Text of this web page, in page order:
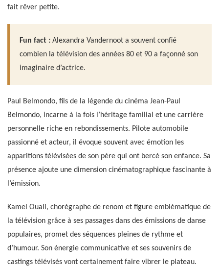
fait rêver petite.
Fun fact : Alexandra Vandernoot a souvent confié
combien la télévision des années 80 et 90 a façonné son
imaginaire d’actrice.
Paul Belmondo, fils de la légende du cinéma Jean-Paul
Belmondo, incarne à la fois l’héritage familial et une carrière
personnelle riche en rebondissements. Pilote automobile
passionné et acteur, il évoque souvent avec émotion les
apparitions télévisées de son père qui ont bercé son enfance. Sa
présence ajoute une dimension cinématographique fascinante à
l’émission.
Kamel Ouali, chorégraphe de renom et figure emblématique de
la télévision grâce à ses passages dans des émissions de danse
populaires, promet des séquences pleines de rythme et
d’humour. Son énergie communicative et ses souvenirs de
castings télévisés vont certainement faire vibrer le plateau.